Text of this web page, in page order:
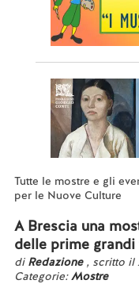
Tutte le mostre e gli
per le Nuove Culture
A Brescia una
delle prime
di Redazione , scritto il
Categorie:Mostre